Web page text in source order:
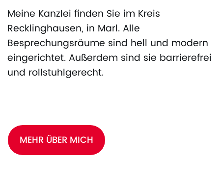
Meine Kanzlei finden Sie im Kreis
Recklinghausen, in Marl. Alle
Besprechungsräume sind hell und modern
eingerichtet. Außerdem sind sie barrierefrei
und rollstuhlgerecht.
MEHR ÜBER MICH